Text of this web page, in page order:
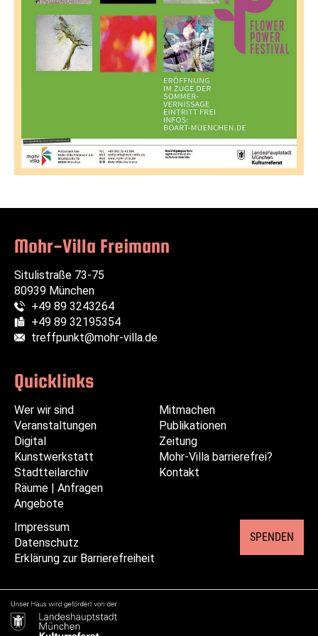
Mohr-Villa Freimann
Situlistraße 73-75
80939 München
Telefon:
+49 89 3243264
Fax:
+49 89 32195354
E-Mail:
treffpunkt@mohr-villa.de
Quicklinks
überspringen
Wer wir sind
Veranstaltungen
Digital
Kunstwerkstatt
Stadtteilarchiv
Räume | Anfragen
Angebote
überspringen
Mitmachen
Publikationen
Zeitung
Mohr-Villa barrierefrei?
Kontakt
Impressum
Datenschutz
Erklärung zur Barrierefreiheit
SPENDEN